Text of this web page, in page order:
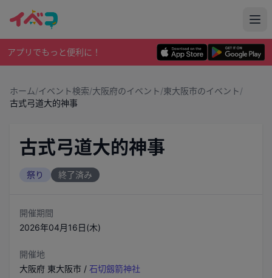
アプリでもっと便利に！
ホーム/イベント検索/大阪府のイベント/東大阪市のイベント/
古式弓道大的神事
古式弓道大的神事
祭り 終了済み
開催期間
2026年04月16日(木)
開催地
大阪府 東大阪市 / 石切劔箭神社